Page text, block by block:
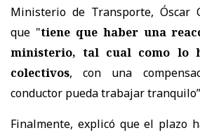
Ministerio de Transporte, Óscar
que "tiene que haber una
ministerio, tal cual como lo
colectivos, con una
conductor pueda trabajar
Finalmente, explicó que el plazo